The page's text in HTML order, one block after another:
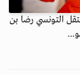
التونسي رضا بن